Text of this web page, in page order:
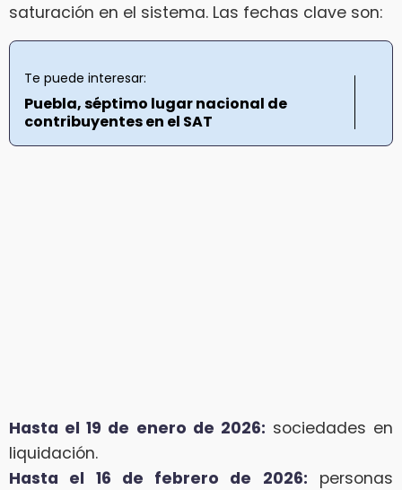
saturación en el sistema. Las fechas clave son:
Te puede interesar:
Puebla, séptimo lugar nacional de
contribuyentes en el SAT
Hasta el 19 de enero de 2026: sociedades en
liquidación.
Hasta el 16 de febrero de 2026: personas